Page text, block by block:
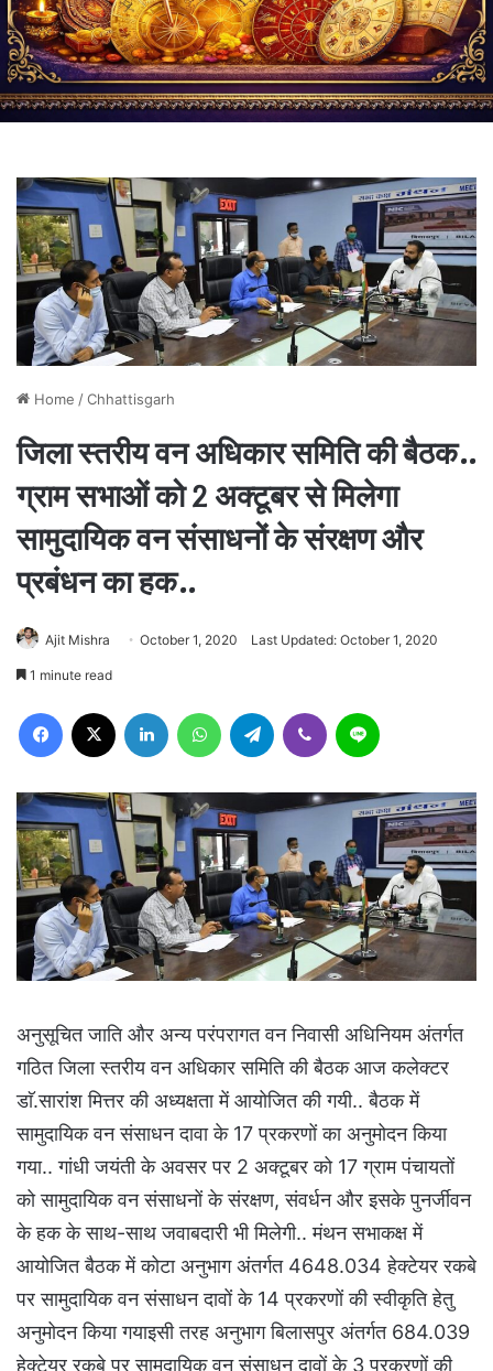
Home /Chhattisgarh
जिला स्तरीय वन अधिकार समिति की बैठक..
ग्राम सभाओं को 2 अक्टूबर से मिलेगा
सामुदायिक वन संसाधनों के संरक्षण और
प्रबंधन का हक..
Ajit Mishra October 1, 2020 Last Updated: October 1, 2020
1 minute read
Facebook LinkedIn WhatsAppTelegram Viber
अनुसूचित जाति और अन्य परंपरागत वन निवासी अधिनियम अंतर्गत
गठित जिला स्तरीय वन अधिकार समिति की बैठक आज कलेक्टर
डाॅ.सारांश मित्तर की अध्यक्षता में आयोजित की गयी.. बैठक में
सामुदायिक वन संसाधन दावा के 17 प्रकरणों का अनुमोदन किया
गया.. गांधी जयंती के अवसर पर 2 अक्टूबर को 17 ग्राम पंचायतों
को सामुदायिक वन संसाधनों के संरक्षण, संवर्धन और इसके पुनर्जीवन
के हक के साथ-साथ जवाबदारी भी मिलेगी.. मंथन सभाकक्ष में
आयोजित बैठक में कोटा अनुभाग अंतर्गत 4648.034 हेक्टेयर रकबे
पर सामुदायिक वन संसाधन दावों के 14 प्रकरणों की स्वीकृति हेतु
अनुमोदन किया गयाइसी तरह अनुभाग बिलासपुर अंतर्गत 684.039
हेक्टेयर रकबे पर सामुदायिक वन संसाधन दावों के 3 प्रकरणों की